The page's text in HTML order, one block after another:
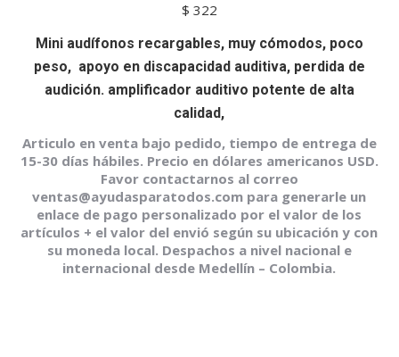
$ 322
Mini audífonos recargables, muy cómodos, poco
peso, apoyo en discapacidad auditiva, perdida de
audición. amplificador auditivo potente de alta
calidad,
Articulo en venta bajo pedido, tiempo de entrega de
15-30 días hábiles. Precio en dólares americanos USD.
Favor contactarnos al correo
ventas@ayudasparatodos.com para generarle un
enlace de pago personalizado por el valor de los
artículos + el valor del envió según su ubicación y con
su moneda local. Despachos a nivel nacional e
internacional desde Medellín – Colombia.